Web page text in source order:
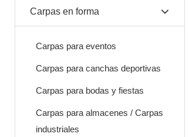
Carpas en forma
Carpas para eventos
Carpas para canchas deportivas
Carpas para bodas y fiestas
Carpas para almacenes / Carpas
industriales